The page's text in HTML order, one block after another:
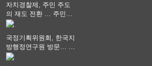
자치경찰제, 주민 주도
의 재도 전환 … 주민안
전 치안서비스가 최우선
국정기획위원회, 한국지
방행정연구원 방문… 국
가균형성장 논의